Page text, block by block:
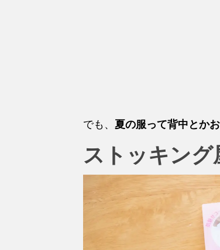
でも、 夏の服って背中とか
ストッキン